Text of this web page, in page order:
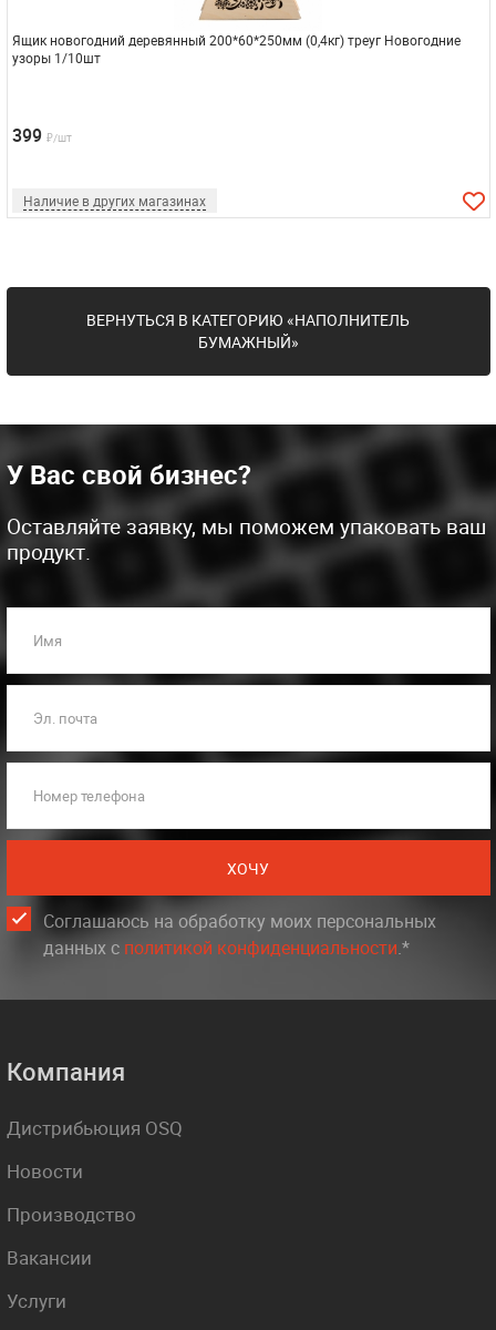
Ящик новогодний деревянный 200*60*250мм (0,4кг) треуг Новогодние
узоры 1/10шт
399 ₽/шт
Наличие в других магазинах
ВЕРНУТЬСЯ В КАТЕГОРИЮ «НАПОЛНИТЕЛЬ
БУМАЖНЫЙ»
У Вас свой бизнес?
Оставляйте заявку, мы поможем упаковать ваш
продукт.
Имя
Эл. почта
Номер телефона
ХОЧУ
Соглашаюсь на обработку моих персональных
данных c политикой конфиденциальности.*
Компания
Дистрибьюция OSQ
Новости
Производство
Вакансии
Услуги